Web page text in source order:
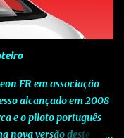
um espaço
para viagens,
europeu e refletindo o
a mobilidade
P7+ destaca-se
oferece até 750 TOPS
FR em associação
alcançado em 2008
e o piloto português
nova versão deste